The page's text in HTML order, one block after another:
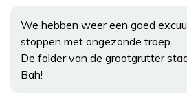
We hebben weer een goed
stoppen met ongezonde troep.
De folder van de grootgrutter
Bah!